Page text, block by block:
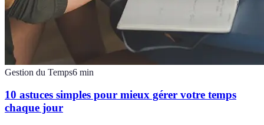
Gestion du Temps6 min
10 astuces simples pour mieux gérer votre temps
chaque jour